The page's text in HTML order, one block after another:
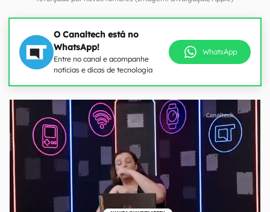
O Canaltech está no
WhatsApp!
Entre no canal e acompanhe
notícias e dicas de tecnologia
WhatsApp